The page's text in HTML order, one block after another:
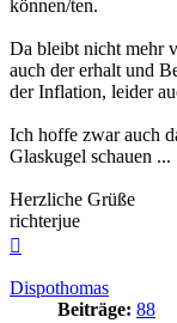
können/ten.
Da bleibt nicht mehr
auch der erhalt und
der Inflation, leider
Ich hoffe zwar auch
Glaskugel schauen ...
Herzliche Grüße
richterjue
Dispothomas
Beiträge: 88